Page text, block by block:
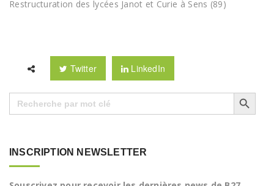
Restructuration des lycées Janot et Curie à Sens (89)
Twitter LinkedIn
Search
for:
Search Button
INSCRIPTION NEWSLETTER